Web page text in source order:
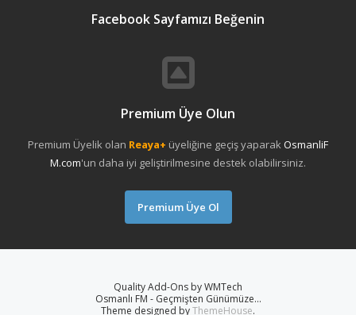
Facebook Sayfamızı Beğenin
Premium Üye Olun
Premium Üyelik olan Reaya+ üyeliğine geçiş yaparakOsmanliF
M.com'un daha iyi geliştirilmesine destek olabilirsiniz.
Premium Üye Ol
Quality Add-Ons by WMTech
Osmanlı FM - Geçmişten Günümüze...
Theme designed byThemeHouse.